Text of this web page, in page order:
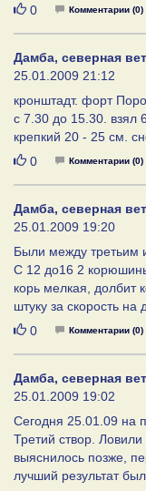
Нравится
0 Комментарии (0)
Дамба, северная
25.01.2009 21:12
кронштадт. форт
с 7.30 до 15.30. взял
крепкий 20 - 25 см.
Нравится
0 Комментарии (0)
Дамба, северная
25.01.2009 19:20
Были между третьим
С 12 до16 2
корь мелкая, долбит
штуку за скорость
Нравится
0 Комментарии (0)
Дамба, северная
25.01.2009 19:02
Сегодня 25.01.09 на
Третий створ.
выяснилось позже,
лучший результат